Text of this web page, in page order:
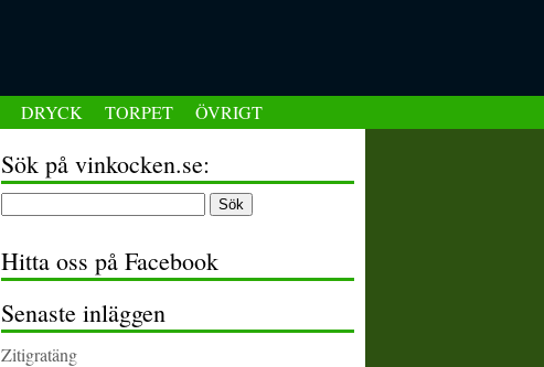
DRYCK TORPET ÖVRIGT
Sök på vinkocken.se:
Hitta oss på Facebook
Senaste inläggen
Zitigratäng